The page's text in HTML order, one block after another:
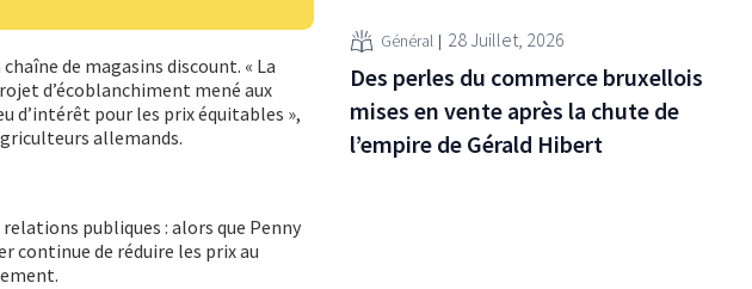
de magasins discount. « La
d’écoblanchiment mené aux
d’intérêt pour les prix équitables »,
allemands.
publiques : alors que Penny
continue de réduire les prix au
Général 28 Juillet, 2026
Des perles du commerce bruxellois
mises en vente après la chute de
l’empire de Gérald Hibert